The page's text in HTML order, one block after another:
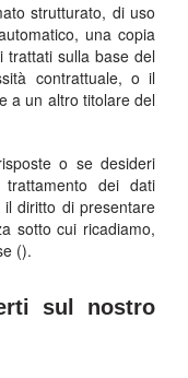
strutturato, di uso
una copia
sulla base del
contrattuale, o il
a un altro titolare del
o se desideri
dei dati
diritto di presentare
sotto cui ricadiamo,
().
sul nostro